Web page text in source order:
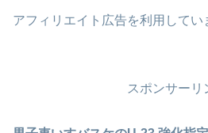
アフィリエイト広告を利用してい
スポンサーリ